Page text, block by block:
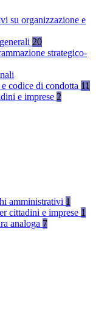
su organizzazione e
20
strategico-
codice di condotta 11
e imprese 2
amministrativi 1
cittadini e imprese 1
analoga 7